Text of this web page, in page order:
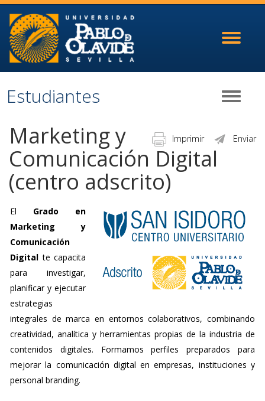
Toggle
Toggle
Estudiantes
Enviar
Imprimir
Marketing y
Comunicación Digital
(centro adscrito)
El Grado en
Marketing y
Comunicación
Digitalte capacita
para investigar,
planificar y ejecutar
estrategias
integrales de marca en entornos colaborativos, combinando
creatividad, analítica y herramientas propias de la industria de
contenidos digitales. Formamos perfiles preparados para
mejorar la comunicación digital en empresas, instituciones y
personal branding.